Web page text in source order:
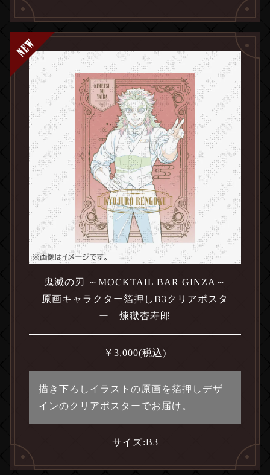
鬼滅の刃 ～MOCKTAIL BAR GINZA～
原画キャラクター箔押しB3クリアポスタ
ー 煉獄杏寿郎
￥ 3,000(税込)
描き下ろしイラストの原画を箔押しデザ
インのクリアポスターでお届け。
サイズ:B3